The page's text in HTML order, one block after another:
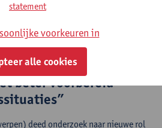
willen onder meer verspreiding van
beter voorbereid
deed onderzoek naar nieuwe rol
statement
voorkeuren in
alle cookies